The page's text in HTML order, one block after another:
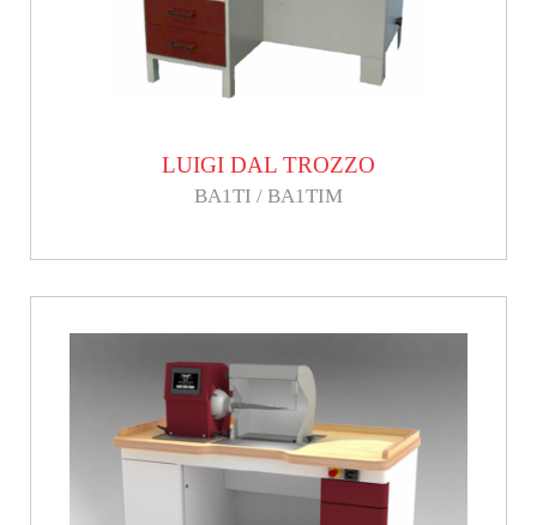
LUIGI DAL TROZZO
BA1TI / BA1TIM